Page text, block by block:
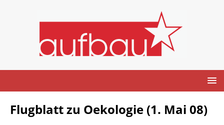
Flugblatt zu Oekologie (1. Mai 08)